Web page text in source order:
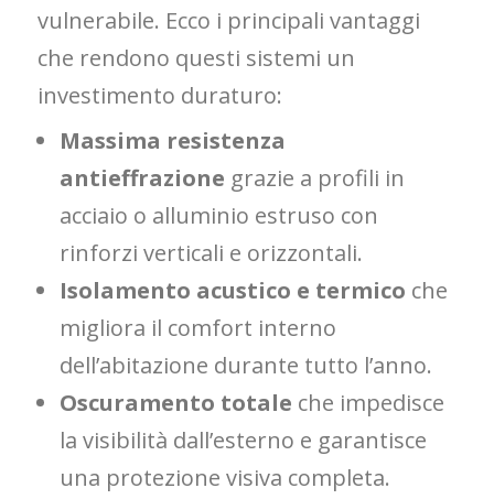
vulnerabile. Ecco i principali vantaggi
che rendono questi sistemi un
investimento duraturo:
Massima resistenza
antieffrazione grazie a profili in
acciaio o alluminio estruso con
rinforzi verticali e orizzontali.
Isolamento acustico e termico che
migliora il comfort interno
dell’abitazione durante tutto l’anno.
Oscuramento totale che impedisce
la visibilità dall’esterno e garantisce
una protezione visiva completa.